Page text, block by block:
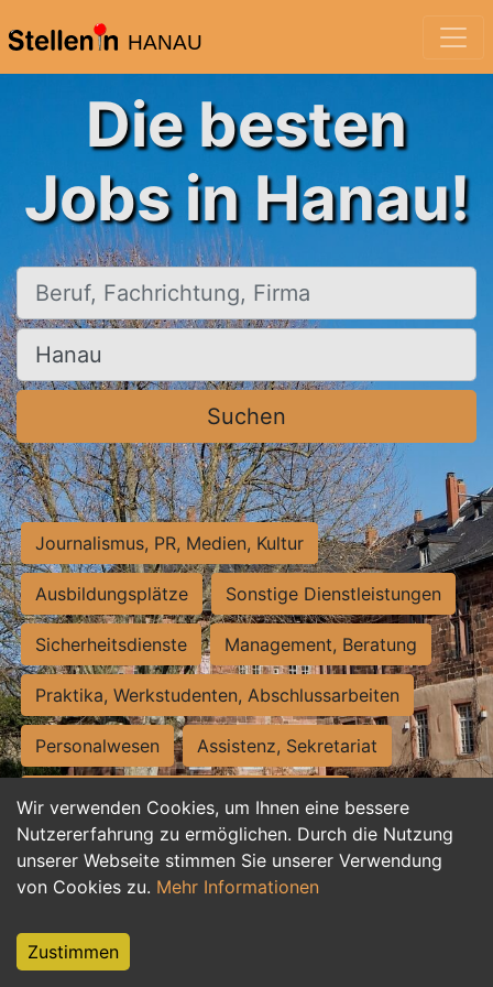
HANAU
Wir verwenden Cookies, um Ihnen eine bessere
Nutzererfahrung zu ermöglichen. Durch die Nutzung
unserer Webseite stimmen Sie unserer Verwendung
von Cookies zu. Mehr Informationen
Zustimmen
Die besten
Jobs in Hanau!
Beruf, Fachrichtung, Firma
Ort, Stadt
Suchen
Journalismus, PR, Medien, Kultur
Ausbildungsplätze Sonstige Dienstleistungen
Sicherheitsdienste Management, Beratung
Praktika, Werkstudenten, Abschlussarbeiten
Personalwesen Assistenz, Sekretariat
Hilfskräfte, Aushilfs- und Nebenjobs
Einkauf, Logistik, Materialwirtschaft
Weiterbildung, Studium, duale Ausbildung
Tourismus